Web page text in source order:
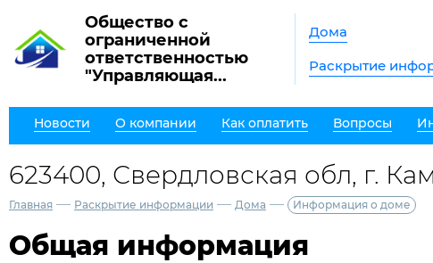
Общество с
ограниченной
ответственностью
"Управляющая...
Дома
Раскрытие
Новости О компании Как оплатить Вопросы
623400, Свердловская обл, г.
Главная — Раскрытие информации — Дома — Информация о доме
Общая информация